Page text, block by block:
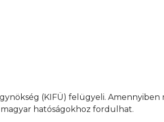
(KIFÜ) felügyeli.
hatóságokhoz fordulhat.